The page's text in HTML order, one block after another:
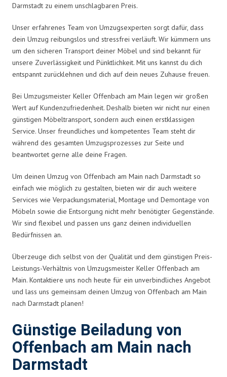
Darmstadt zu einem unschlagbaren Preis.
Unser erfahrenes Team von Umzugsexperten sorgt dafür, dass
dein Umzug reibungslos und stressfrei verläuft. Wir kümmern uns
um den sicheren Transport deiner Möbel und sind bekannt für
unsere Zuverlässigkeit und Pünktlichkeit. Mit uns kannst du dich
entspannt zurücklehnen und dich auf dein neues Zuhause freuen.
Bei Umzugsmeister Keller Offenbach am Main legen wir großen
Wert auf Kundenzufriedenheit. Deshalb bieten wir nicht nur einen
günstigen Möbeltransport, sondern auch einen erstklassigen
Service. Unser freundliches und kompetentes Team steht dir
während des gesamten Umzugsprozesses zur Seite und
beantwortet gerne alle deine Fragen.
Um deinen Umzug von Offenbach am Main nach Darmstadt so
einfach wie möglich zu gestalten, bieten wir dir auch weitere
Services wie Verpackungsmaterial, Montage und Demontage von
Möbeln sowie die Entsorgung nicht mehr benötigter Gegenstände.
Wir sind flexibel und passen uns ganz deinen individuellen
Bedürfnissen an.
Überzeuge dich selbst von der Qualität und dem günstigen Preis-
Leistungs-Verhältnis von Umzugsmeister Keller Offenbach am
Main. Kontaktiere uns noch heute für ein unverbindliches Angebot
und lass uns gemeinsam deinen Umzug von Offenbach am Main
nach Darmstadt planen!
Günstige Beiladung von
Offenbach am Main nach
Darmstadt